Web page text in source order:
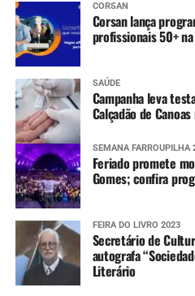
CORSAN
Corsan lança
profissionais 50+
SAÚDE
Campanha leva
Calçadão de
SEMANA FARROUPILHA
Feriado promete
Gomes; confira
FEIRA DO LIVRO 2023
Secretário de
autografa
Literário